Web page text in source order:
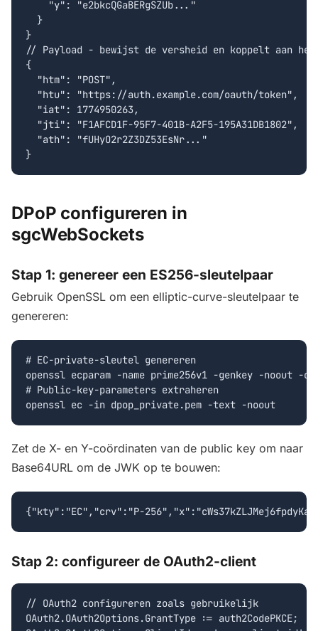
    "y": "e2bkcQGaBERgSZUb..."
  }
}
// Payload - bewijst de versheid en koppelt aan het
{
  "htm": "POST",
  "htu": "https://auth.example.com/oauth/token",
  "iat": 1774950263,
  "jti": "F1AFCD1F-95F7-401B-A2F5-195A31DB1802",
  "ath": "fUHyO2r2Z3DZ53EsNr..."
}
DPoP configureren in
sgcWebSockets
Stap 1: genereer een ES256-sleutelpaar
Gebruik OpenSSL om een elliptic-curve-sleutelpaar te
genereren:
# EC-private-sleutel genereren
openssl ecparam -name prime256v1 -genkey -noout -
# Public-key-parameters extraheren
openssl ec -in dpop_private.pem -text -noout
Zet de X- en Y-coördinaten van de public key om naar
Base64URL om de JWK op te bouwen:
{"kty":"EC","crv":"P-
Stap 2: configureer de OAuth2-client
// OAuth2 configureren zoals gebruikelijk
OAuth2.OAuth2Options.GrantType := auth2CodePKCE;